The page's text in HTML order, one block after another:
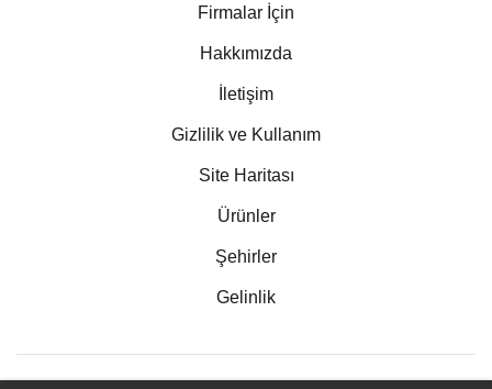
Firmalar İçin
Hakkımızda
İletişim
Gizlilik ve Kullanım
Site Haritası
Ürünler
Şehirler
Gelinlik